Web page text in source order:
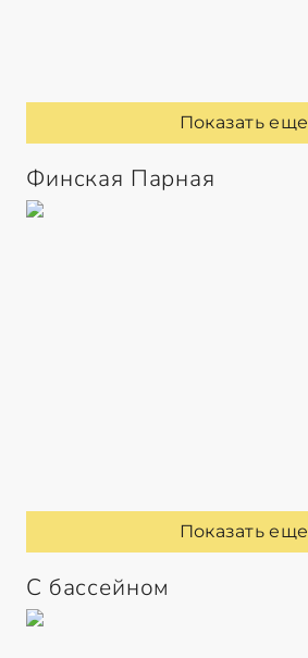
Показать еще
Финская Парная
Показать еще
С бассейном